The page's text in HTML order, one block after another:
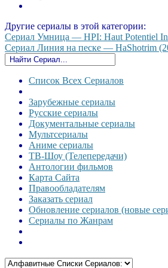
Другие сериалы в этой категории:
Сериал Умница — HPI: Haut Potentiel
Сериал Линия на песке — HaShotrim
Список Всех Сериалов
Зарубежные сериалы
Русские сериалы
Документальные сериалы
Мультсериалы
Аниме сериалы
ТВ-Шоу (Телепередачи)
Антологии фильмов
Карта Сайта
Правообладателям
Заказать сериал
Обновление сериалов (новые
Сериалы по Жанрам